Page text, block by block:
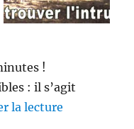
!
: il s’agit
la lecture